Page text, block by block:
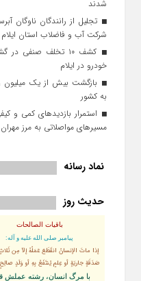
شدند
شرکت آب و فاضلاب استان ایلام
کشف ۱۰ تخلف صنفی
خودرو در ایلام
به کشور
استمرار بازدیدهای کمی و
مسیرهای مواصلاتی به مرز مهران
نماد رسانه
حدیث روز
باقیات الصالحات
پيامبر صلى‏ الله‏ عليه ‏و‏ آله:
إذا ماتَ الإنسانُ انقَطَعَ عَمَلُهُ إلاّ مِن
صَدَقَةٍ جاريَةٍ أو عِلمٍ يُنتَفَعُ بِهِ أو وَلَدٍ
با مرگ انسان، رشته عملش